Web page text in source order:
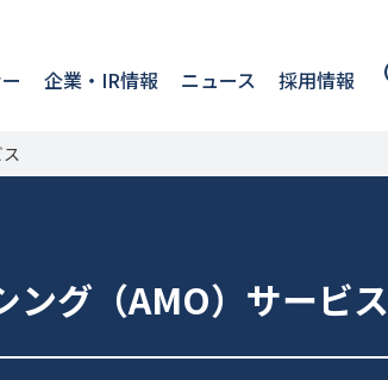
企業・IR情報 ニュース 採用情報
ング（AMO）サービス